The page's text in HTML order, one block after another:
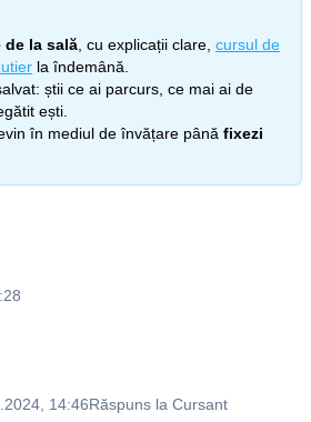
la sală , cu explicații clare, cursul de
la îndemână.
știi ce ai parcurs, ce mai ai de
ești.
în mediul de învățare până fixezi
14:46Răspuns la Cursant